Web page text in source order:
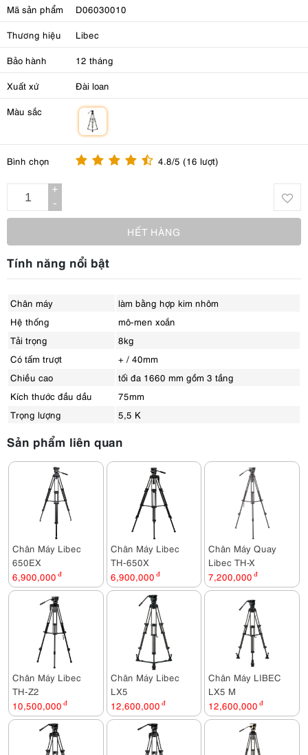
Mã sản phẩm D06030010
Thương hiệu Libec
Bảo hành 12 tháng
Xuất xứ Đài loan
Màu sắc
Bình chọn 4.8/5 (16 lượt)
+
-
HẾT HÀNG
Tính năng nổi bật
Chân máy
làm bằng hợp kim nhôm
Hệ thống
mô-men xoắn
Tải trọng
8kg
Có tấm trượt
+ / 40mm
Chiều cao
tối đa 1660 mm gồm 3 tầng
Kích thước đầu dầu
75mm
Trọng lượng
5,5 K
Sản phẩm liên quan
Chân Máy Libec
650EX
6,900,000 đ
Chân Máy Libec
TH-650X
6,900,000 đ
Chân Máy Quay
Libec TH-X
7,200,000 đ
Chân Máy Libec
TH-Z2
10,500,000 đ
Chân Máy Libec
LX5
12,600,000 đ
Chân Máy LIBEC
LX5 M
12,600,000 đ